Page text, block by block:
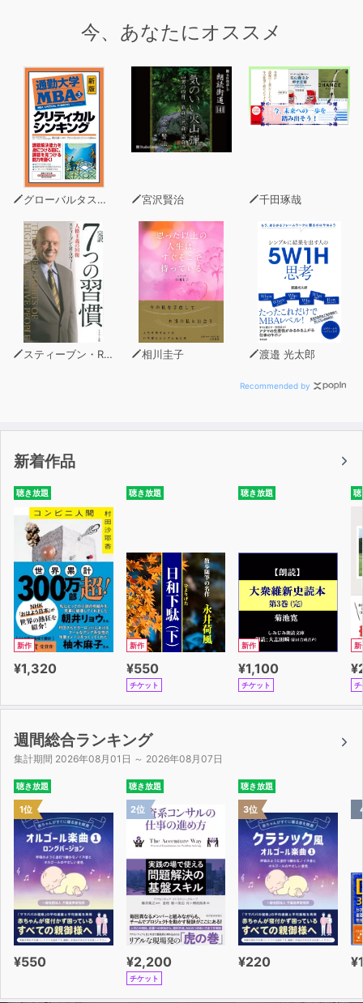
おけいこは積み重ねですので、気になったところがあれ
何度も何度も繰り返し聴いてみてください。
【企画・ディレクター】オガワブンゴ
【制作】mookmook radio（ムックムックラジオ）
今、あなたにオススメ
グローバルタスクフォース 宮沢賢治 千田琢哉
スティーブン・R・コヴィー 相川圭子 渡邉 光太郎
Recommended by
新着作品
聴き放題
新作
¥1,320
聴き放題
新作
¥550
チケット
聴き放題
新作
¥1,100
チケット
聴
新
チ
週間総合ランキング
集計期間 2026年08月01日 ～ 2026年08月07日
聴き放題
1位
¥550
聴き放題
2位
¥2,200
チケット
聴き放題
3位
¥220